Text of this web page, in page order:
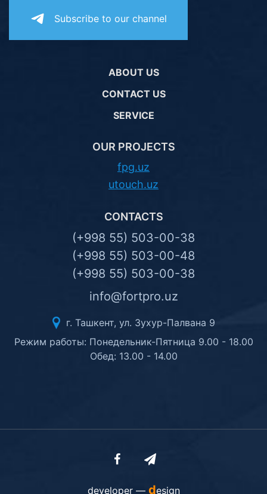
Subscribe to our channel
ABOUT US
CONTACT US
SERVICE
OUR PROJECTS
fpg.uz
utouch.uz
CONTACTS
(+998 55) 503-00-38
(+998 55) 503-00-48
(+998 55) 503-00-38
info@fortpro.uz
г. Ташкент, ул. Зухур-Палвана 9
Режим работы: Понедельник-Пятница 9.00 - 18.00
Обед: 13.00 - 14.00
developer — design